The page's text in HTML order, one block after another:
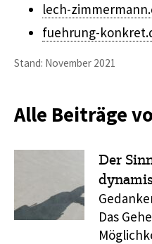
lech-
fuehrung-
Stand: November 2021
Alle Beiträge
Der
Das